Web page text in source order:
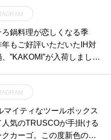
ろ鍋料理が恋しくなる季
年もご好評いただいたIH対
”KAKOMI”が入荷しまし
な場面で活躍します。・
2.5Lの2さいず、カラーは写
ワイトのほかブラックもご
ております。贈り物にもお
マイティなツールボックス
人気のTRUSCOが手掛ける
クカーゴ。この度新色のブ